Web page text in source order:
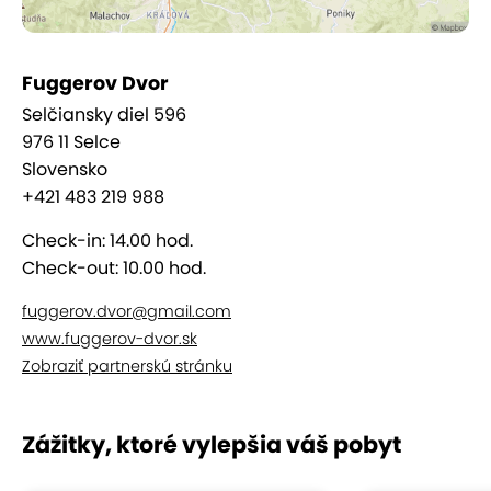
Reštaurácia Fuggerov dvor spája tradičné
slovenské jedlá s fantáziou šéfkuchárov: ak chcete
zažiť výnimočný gastro zážitok, určite vyskúšajte
víkendové špeciality, ktoré nájdete v á la carte.
V modernom wellness centre môžete vyskúšať
druhov sáun,bazén,vírivku
To všetkos krásnym výhľadom na Nízke Tatry.
Fuggerov Dvor
Selčiansky diel 596
976 11 Selce
Slovensko
+421 483 219 988
Check-in: 14.00 hod.
Check-out: 10.00 hod.
fuggerov.dvor@gmail.com
www.fuggerov-dvor.sk
Zobraziť partnerskú stránku
Zážitky, ktoré vylepšia váš pobyt